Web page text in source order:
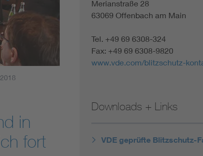
in
fort
Merianstraße 28
63069 Offenbach am Main
Tel. +49 69 6308-324
Fax: +49 69 6308-9820
www.vde.com/blitzschutz-
Downloads + Links
VDE geprüfte Blitzschutz-